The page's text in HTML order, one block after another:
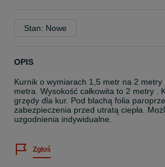
Stan: Nowe
OPIS
Kurnik o wymiarach 1,5 metr na 2
metra. Wysokość całkowita to 2 metry .
grzędy dla kur. Pod blachą folia
zabezpieczenia przed utratą ciepła.
uzgodnienia indywidualne.
Zgłoś